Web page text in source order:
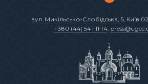
вул. Микільсько-Слобідська, 5, Київ
+380 (44) 541-11-14,